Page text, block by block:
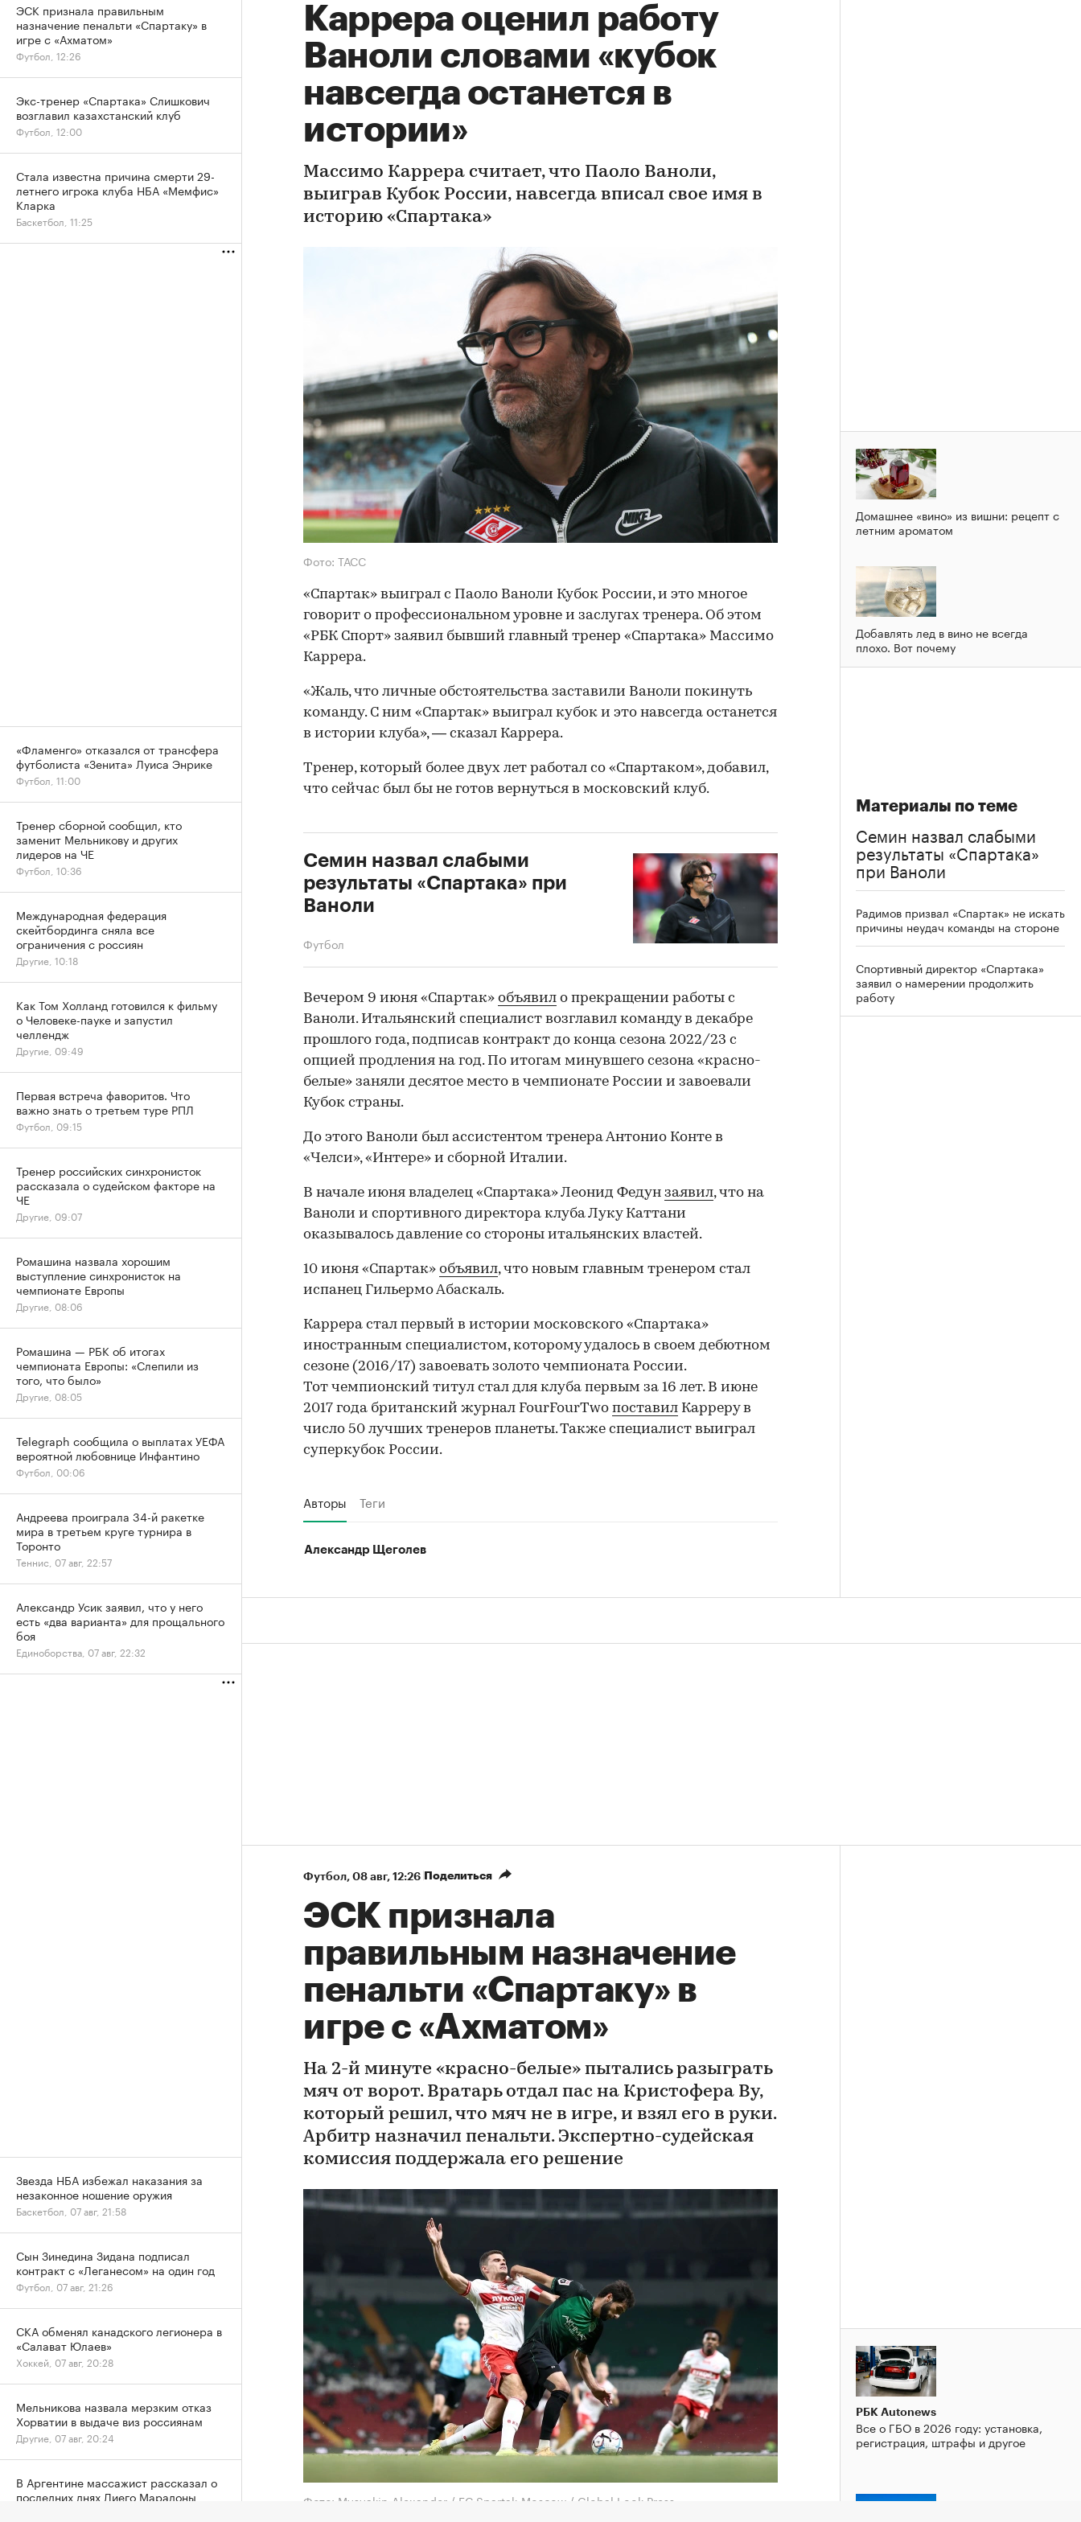
Каррера оценил работу
Ваноли словами «кубок
навсегда останется в
истории»
Массимо Каррера считает, что Паоло Ваноли,
выиграв Кубок России, навсегда вписал свое имя в
историю «Спартака»
Фото: ТАСС
«Спартак» выиграл с Паоло Ваноли Кубок России, и это многое
говорит о профессиональном уровне и заслугах тренера. Об этом
«РБК Спорт» заявил бывший главный тренер «Спартака» Массимо
Каррера.
«Жаль, что личные обстоятельства заставили Ваноли покинуть
команду. С ним «Спартак» выиграл кубок и это навсегда останется
в истории клуба», — сказал Каррера.
Тренер, который более двух лет работал со «Спартаком», добавил,
что сейчас был бы не готов вернуться в московский клуб.
00:00 / 00:00
Семин назвал слабыми
результаты «Спартака» при
Ваноли
Футбол
Вечером 9 июня «Спартак» объявил о прекращении работы с
Ваноли. Итальянский специалист возглавил команду в декабре
прошлого года, подписав контракт до конца сезона 2022/23 с
опцией продления на год. По итогам минувшего сезона «красно-
белые» заняли десятое место в чемпионате России и завоевали
Кубок страны.
До этого Ваноли был ассистентом тренера Антонио Конте в
«Челси», «Интере» и сборной Италии.
В начале июня владелец «Спартака» Леонид Федун заявил, что на
Ваноли и спортивного директора клуба Луку Каттани
оказывалось давление со стороны итальянских властей.
10 июня «Спартак» объявил, что новым главным тренером стал
испанец Гильермо Абаскаль.
Каррера стал первый в истории московского «Спартака»
иностранным специалистом, которому удалось в своем дебютном
сезоне (2016/17) завоевать золото чемпионата России.
Тот чемпионский титул стал для клуба первым за 16 лет. В июне
2017 года британский журнал FourFourTwo поставил Карреру в
число 50 лучших тренеров планеты. Также специалист выиграл
суперкубок России.
Авторы Теги
Александр Щеголев
Домашнее «вино» из вишни: рецепт с
летним ароматом
Добавлять лед в вино не всегда
плохо. Вот почему
Материалы по теме
Семин назвал слабыми
результаты «Спартака»
при Ваноли
Радимов призвал «Спартак» не искать
причины неудач команды на стороне
Спортивный директор «Спартака»
заявил о намерении продолжить
работу
Футбол⁠, 08 авг, 12:26 Поделиться
ЭСК признала
правильным назначение
пенальти «Спартаку» в
игре с «Ахматом»
На 2-й минуте «красно-белые» пытались разыграть
мяч от ворот. Вратарь отдал пас на Кристофера Ву,
который решил, что мяч не в игре, и взял его в руки.
Арбитр назначил пенальти. Экспертно-судейская
комиссия поддержала его решение
Фото: Mysyakin Alexander / FC Spartak-Moscow / Global Look Press
РБК Autonews
Все о ГБО в 2026 году: установка,
регистрация, штрафы и другое
ЭСК признала правильным
назначение пенальти «Спартаку» в
игре с «Ахматом»
Футбол, 12:26
Экс-тренер «Спартака» Слишкович
возглавил казахстанский клуб
Футбол, 12:00
Стала известна причина смерти 29-
летнего игрока клуба НБА «Мемфис»
Кларка
Баскетбол, 11:25
«Фламенго» отказался от трансфера
футболиста «Зенита» Луиса Энрике
Футбол, 11:00
Тренер сборной сообщил, кто
заменит Мельникову и других
лидеров на ЧЕ
Футбол, 10:36
Международная федерация
скейтбординга сняла все
ограничения с россиян
Другие, 10:18
Как Том Холланд готовился к фильму
о Человеке-пауке и запустил
челлендж
Другие, 09:49
Первая встреча фаворитов. Что
важно знать о третьем туре РПЛ
Футбол, 09:15
Тренер российских синхронисток
рассказала о судейском факторе на
ЧЕ
Другие, 09:07
Ромашина назвала хорошим
выступление синхронисток на
чемпионате Европы
Другие, 08:06
Ромашина — РБК об итогах
чемпионата Европы: «Слепили из
того, что было»
Другие, 08:05
Telegraph сообщила о выплатах УЕФА
вероятной любовнице Инфантино
Футбол, 00:06
Андреева проиграла 34-й ракетке
мира в третьем круге турнира в
Торонто
Теннис, 07 авг, 22:57
Александр Усик заявил, что у него
есть «два варианта» для прощального
боя
Единоборства, 07 авг, 22:32
Звезда НБА избежал наказания за
незаконное ношение оружия
Баскетбол, 07 авг, 21:58
Сын Зинедина Зидана подписал
контракт с «Леганесом» на один год
Футбол, 07 авг, 21:26
СКА обменял канадского легионера в
«Салават Юлаев»
Хоккей, 07 авг, 20:28
Мельникова назвала мерзким отказ
Хорватии в выдаче виз россиянам
Другие, 07 авг, 20:24
В Аргентине массажист рассказал о
последних днях Диего Марадоны